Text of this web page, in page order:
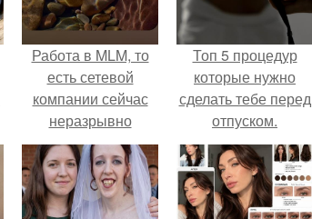
Работа в MLM, то
есть сетевой
компании сейчас
неразрывно
связана с создание
своего контента,
своей страницы в
соц сетях.
Топ 5 процедур
которые нужно
сделать тебе перед
отпуском.